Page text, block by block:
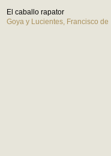
El caballo rapator
Goya y Lucientes, Francisco de